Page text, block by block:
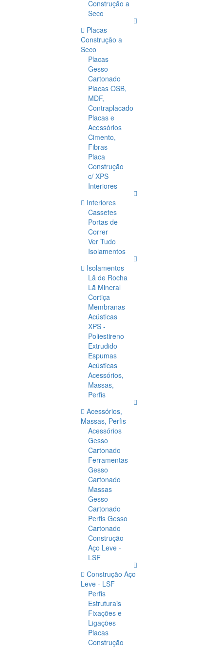
Construção a
Seco
Placas
Construção a
Seco
Placas
Gesso
Cartonado
Placas OSB,
MDF,
Contraplacado
Placas e
Acessórios
Cimento,
Fibras
Placa
Construção
c/ XPS
Interiores
Interiores
Cassetes
Portas de
Correr
Ver Tudo
Isolamentos
Isolamentos
Lã de Rocha
Lã Mineral
Cortiça
Membranas
Acústicas
XPS -
Poliestireno
Extrudido
Espumas
Acústicas
Acessórios,
Massas,
Perfis
Acessórios,
Massas, Perfis
Acessórios
Gesso
Cartonado
Ferramentas
Gesso
Cartonado
Massas
Gesso
Cartonado
Perfis Gesso
Cartonado
Construção
Aço Leve -
LSF
Construção Aço
Leve - LSF
Perfis
Estruturais
Fixações e
Ligações
Placas
Construção